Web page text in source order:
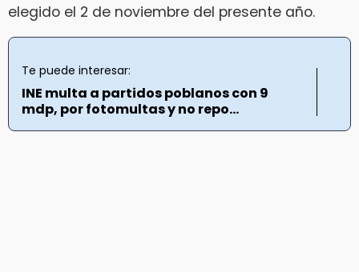
elegido el 2 de noviembre del presente año.
Te puede interesar:
INE multa a partidos poblanos con 9
mdp, por fotomultas y no repo...